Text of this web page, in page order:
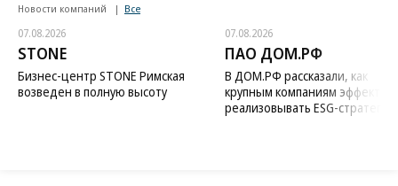
Новости компаний Все
07.08.2026
STONE
Бизнес-центр STONE Римская
возведен в полную высоту
07.08.2026
ПАО ДОМ.РФ
В ДОМ.РФ рассказали, как
крупным компаниям
реализовывать ESG-стратегию